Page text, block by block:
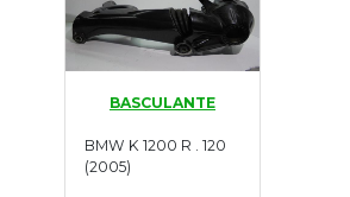
Nuevos
Motores
Usados
Tasaciones
BASCULANTE
BMW K 1200 R . 120
(2005)